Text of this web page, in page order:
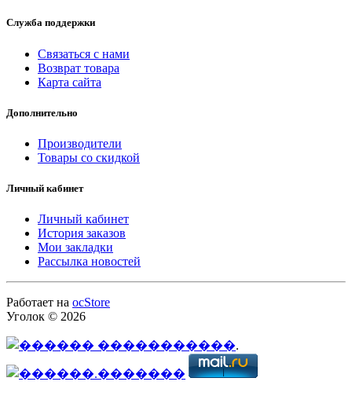
Служба поддержки
Связаться с нами
Возврат товара
Карта сайта
Дополнительно
Производители
Товары со скидкой
Личный кабинет
Личный кабинет
История заказов
Мои закладки
Рассылка новостей
Работает на ocStore
Уголок © 2026
.